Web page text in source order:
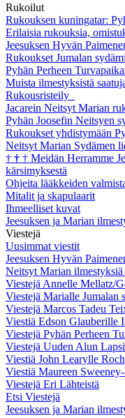
Rukoilut
Rukouksen kuningatar:
Erilaisia rukouksia,
Jeesuksen Hyvän
Rukoukset Jumalan
Pyhän Perheen
Muista ilmestyksistä
Rukousristeily
Jacarein Neitsyt Marian
Pyhän Joosefin Neitsyen
Rukoukset yhdistymään
Neitsyt Marian Sydämen
† † † Meidän Herramme
kärsimyksestä
Ohjeita lääkkeiden
Mitalit ja skapulaarit
Ihmeelliset kuvat
Jeesuksen ja Marian
Viestejä
Uusimmat viestit
Jeesuksen Hyvän
Neitsyt Marian
Viestejä Annelle Mellatz/
Viestejä Marialle Jumalan
Viestejä Marcos Tadeu
Viestiä Edson Glauberille
Viestejä Pyhän Perheen
Viestejä Uuden Alun
Viestiä John Learylle
Viestiä Maureen
Viestejä Eri Lähteistä
Etsi Viestejä
Jeesuksen ja Marian